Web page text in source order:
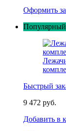
Оформить
Быстрый
9 472 руб.
Добавить в